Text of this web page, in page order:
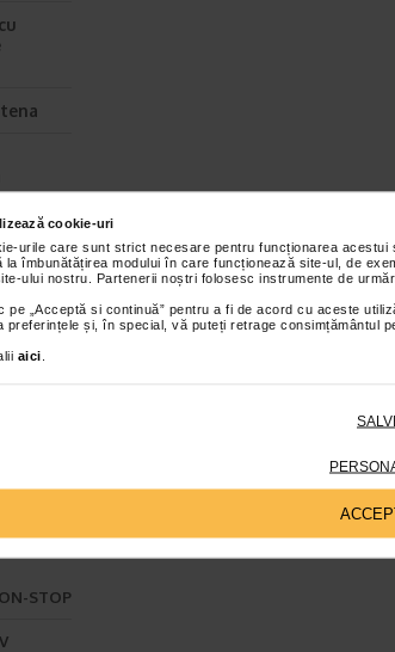
cookie-uri
urile care sunt strict necesare pentru funcționarea
la îmbunătățirea modului în care funcționează site-ul, de
ului nostru. Partenerii noștri folosesc instrumente de
pe „Acceptă si continuă” pentru a fi de acord cu aceste
preferințele și, în special, vă puteți retrage consimțământul
aici
ti se
STOP